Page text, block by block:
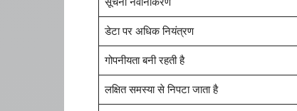
डेटा पर अधिक नियंत्रण
गोपनीयता बनी रहती है
लक्षित समस्या से निपटा जाता है